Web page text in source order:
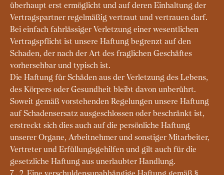
überhaupt erst ermöglicht und auf deren Einhaltung der
Vertragspartner regelmäßig vertraut und vertrauen darf.
Bei einfach fahrlässiger Verletzung einer wesentlichen
Vertragspflicht ist unsere Haftung begrenzt auf den
Schaden, der nach der Art des fraglichen Geschäftes
vorhersehbar und typisch ist.
Die Haftung für Schäden aus der Verletzung des Lebens,
des Körpers oder Gesundheit bleibt davon unberührt.
Soweit gemäß vorstehenden Regelungen unsere Haftung
auf Schadensersatz ausgeschlossen oder beschränkt ist,
erstreckt sich dies auch auf die persönliche Haftung
unserer Organe, Arbeitnehmer und sonstiger Mitarbeiter,
Vertreter und Erfüllungsgehilfen und gilt auch für die
gesetzliche Haftung aus unerlaubter Handlung.